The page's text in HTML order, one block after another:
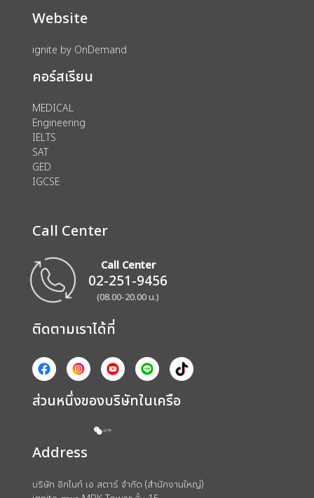
Website
ignite by OnDemand
คอร์สเรียน
MEDICAL
Engineering
IELTS
SAT
GED
IGCSE
Call Center
Call Center
02-251-9456
(08.00-20.00 น.)
ติดตามเราได้ที่
ส่วนหนึ่งของบริษัทในเครือ
Address
บริษัท อิกไนท์ เอ สตาร์ จำกัด (สำนักงานใหญ่)